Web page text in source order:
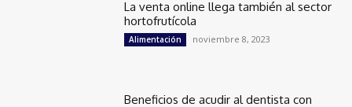
La venta online llega también al sector
hortofrutícola
Alimentación noviembre 8, 2023
Beneficios de acudir al dentista con